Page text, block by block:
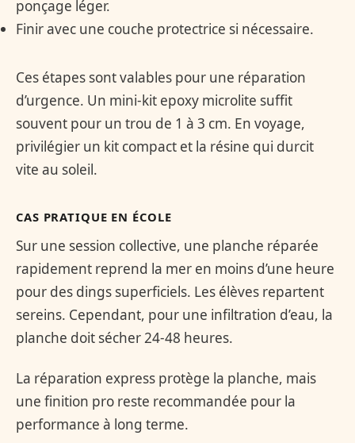
ponçage léger.
Finir avec une couche protectrice si nécessaire.
Ces étapes sont valables pour une réparation
d’urgence. Un mini-kit epoxy microlite suffit
souvent pour un trou de 1 à 3 cm. En voyage,
privilégier un kit compact et la résine qui durcit
vite au soleil.
CAS PRATIQUE EN ÉCOLE
Sur une session collective, une planche réparée
rapidement reprend la mer en moins d’une heure
pour des dings superficiels. Les élèves repartent
sereins. Cependant, pour une infiltration d’eau, la
planche doit sécher 24-48 heures.
La réparation express protège la planche, mais
une finition pro reste recommandée pour la
performance à long terme.